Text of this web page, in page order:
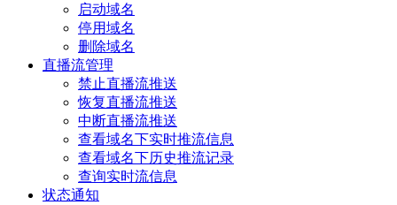
启动域名
停用域名
删除域名
直播流管理
禁止直播流推送
恢复直播流推送
中断直播流推送
查看域名下实时推流信息
查看域名下历史推流记录
查询实时流信息
状态通知